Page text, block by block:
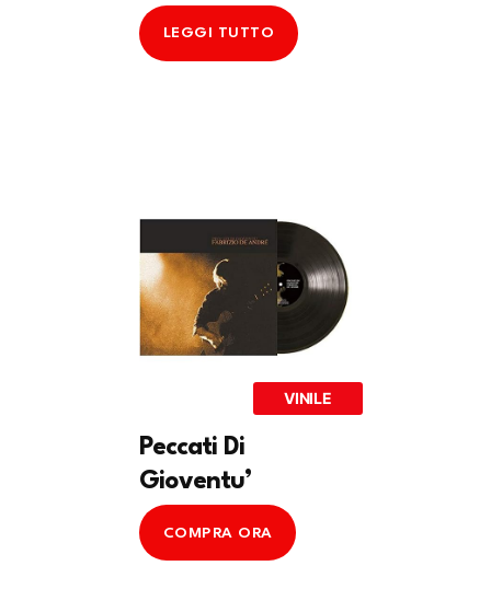
LEGGI TUTTO
VINILE
Peccati Di
Gioventu’
COMPRA ORA